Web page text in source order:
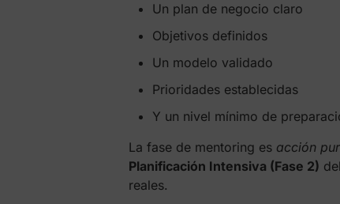
Un plan de negocio claro
Objetivos definidos
Un modelo validado
Prioridades establecidas
Y un nivel mínimo de
La fase de mentoring es acción
Planificación Intensiva (Fase 2)
reales.